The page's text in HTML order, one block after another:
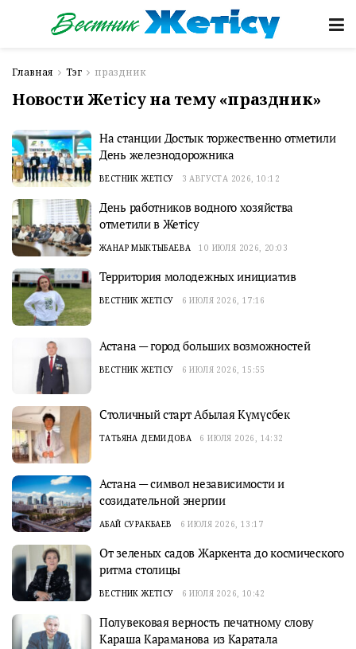
Главная Тэг праздник
Новости Жетісу на тему «праздник»
На станции Достык торжественно отметили
День железнодорожника
ВЕСТНИК ЖЕТІСУ 3 АВГУСТА 2026, 10:12
День работников водного хозяйства
отметили в Жетісу
ЖАНАР МЫКТЫБАЕВА 10 ИЮЛЯ 2026, 20:03
Территория молодежных инициатив
ВЕСТНИК ЖЕТІСУ 6 ИЮЛЯ 2026, 17:16
Астана — город больших возможностей
ВЕСТНИК ЖЕТІСУ 6 ИЮЛЯ 2026, 15:55
Столичный старт Абылая Күмүсбек
ТАТЬЯНА ДЕМИДОВА 6 ИЮЛЯ 2026, 14:32
Астана — символ независимости и
созидательной энергии
АБАЙ СУРАКБАЕВ 6 ИЮЛЯ 2026, 13:17
От зеленых садов Жаркента до космического
ритма столицы
ВЕСТНИК ЖЕТІСУ 6 ИЮЛЯ 2026, 10:42
Полувековая верность печатному слову
Караша Караманова из Каратала